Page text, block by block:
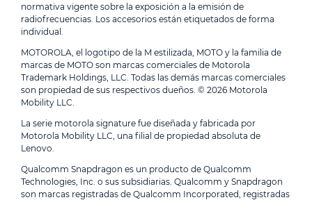
normativa vigente sobre la exposición a la emisión de
radiofrecuencias. Los accesorios están etiquetados de forma
individual.
MOTOROLA, el logotipo de la M estilizada, MOTO y la familia de
marcas de MOTO son marcas comerciales de Motorola
Trademark Holdings, LLC. Todas las demás marcas comerciales
son propiedad de sus respectivos dueños. © 2026 Motorola
Mobility LLC.
La serie motorola signature fue diseñada y fabricada por
Motorola Mobility LLC, una filial de propiedad absoluta de
Lenovo.
Qualcomm Snapdragon es un producto de Qualcomm
Technologies, Inc. o sus subsidiarias. Qualcomm y Snapdragon
son marcas registradas de Qualcomm Incorporated, registradas